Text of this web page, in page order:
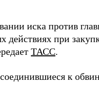
иска против
действиях при
ТАСС.
к